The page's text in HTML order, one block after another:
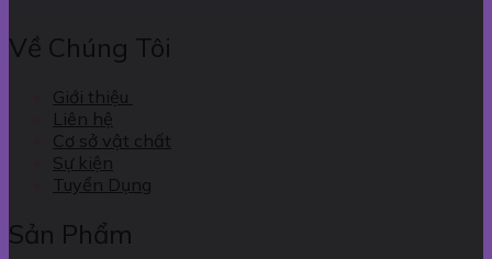
Về Chúng Tôi
Giới thiệu
Liên hệ
Cơ sở vật chất
Sự kiện
Tuyển Dụng
Sản Phẩm